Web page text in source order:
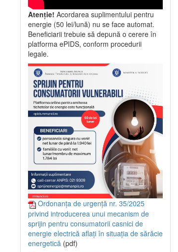
Atenție! Acordarea suplimentului pentru
energie (50 lei/lună) nu se face automat.
Beneficiarii trebuie să depună o cerere în
platforma ePIDS, conform procedurii
legale.
Ordonanța de urgență nr. 35/2025
privind introducerea unui mecanism de
sprijin pentru consumatorii casnici de
energie electrică aflați în situația de sărăcie
energetică (pdf)